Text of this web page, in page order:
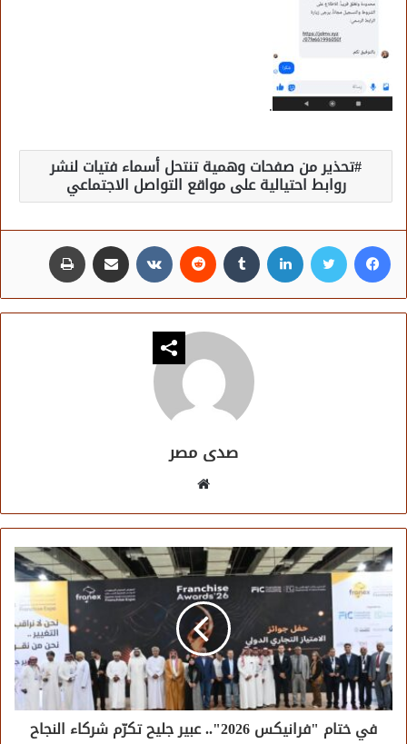
.
تحذير من صفحات وهمية تنتحل أسماء فتيات لنشر
روابط احتيالية على مواقع التواصل الاجتماعي
فيسبوك تويتر لينكدإن مشاركة عبر البريد
صدى مصر
في ختام "فرانيكس 2026".. عبير جليح تكرّم شركاء النجاح